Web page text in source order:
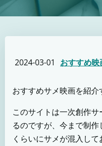
2024-03-01 おすすめ映
おすすめサメ映画を紹介
このサイトは一次創作
るのですが、今まで制
くらいにサメが混入し